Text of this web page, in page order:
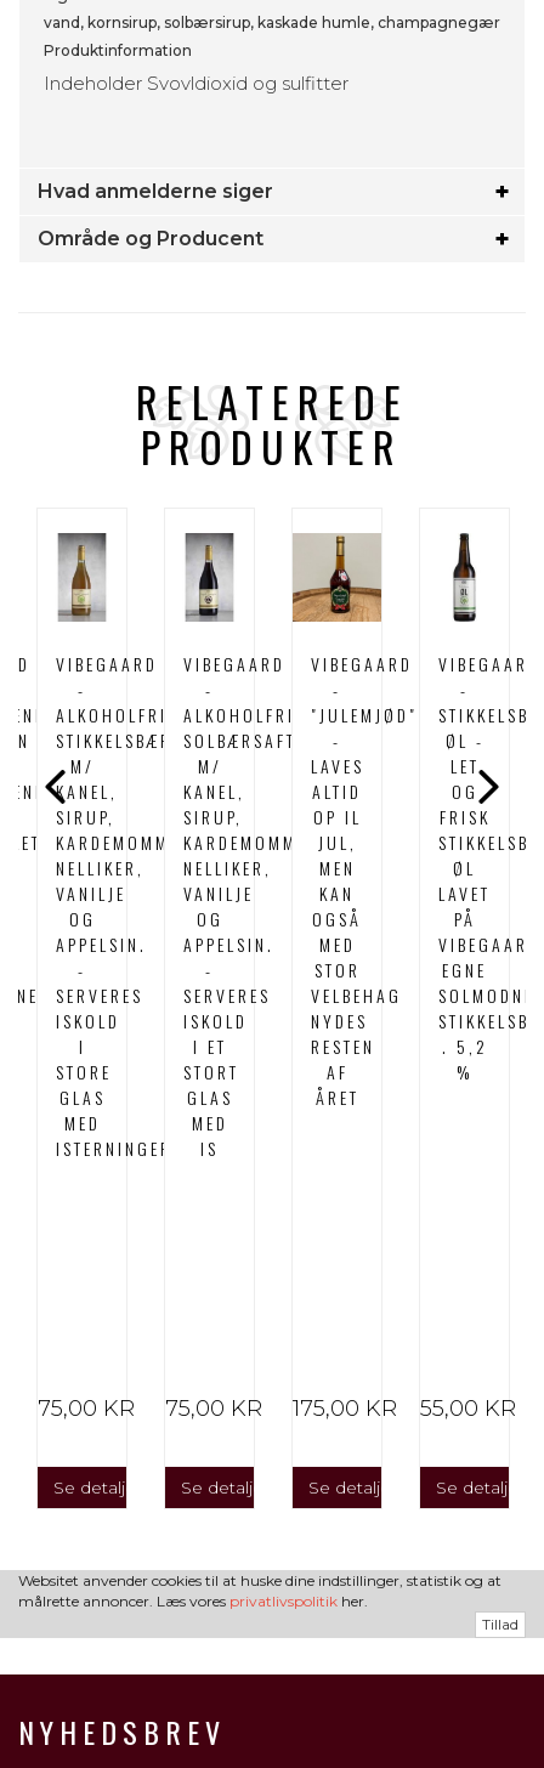
vand, kornsirup, solbærsirup, kaskade humle, champagnegær
Produktinformation
Indeholder Svovldioxid og sulfitter
Hvad anmelderne siger
Område og Producent
RELATEREDE
PRODUKTER
VIBEGAARD
-
ALKOHOLFRI
STIKKELSBÆRSAFT
M/
KANEL,
SIRUP,
KARDEMOMME,
NELLIKER,
VANILJE
OG
APPELSIN.
-
SERVERES
ISKOLD
I
STORE
GLAS
MED
ISTERNINGER
75,00 KR
Se detaljer
VIBEGAARD
-
ALKOHOLFRI
SOLBÆRSAFT
M/
KANEL,
SIRUP,
KARDEMOMME,
NELLIKER,
VANILJE
OG
APPELSIN.
-
SERVERES
ISKOLD
I ET
STORT
GLAS
MED
IS
75,00 KR
Se detaljer
VIBEGAARD
-
"JULEMJØD"
-
LAVES
ALTID
OP IL
JUL,
MEN
KAN
OGSÅ
MED
STOR
VELBEHAG
NYDES
RESTEN
AF
ÅRET
175,00 KR
Se detaljer
VIBEGAARD
-
ØL -
LET
OG
FRISK
ØL
LAVET
PÅ
EGNE
SOLMODNE
. 5,2
%
55,00 KR
Se detaljer
Websitet anvender cookies til at huske dine indstillinger, statistik og at
målrette annoncer. Læs vores privatlivspolitik her.
Tillad
NYHEDSBREV